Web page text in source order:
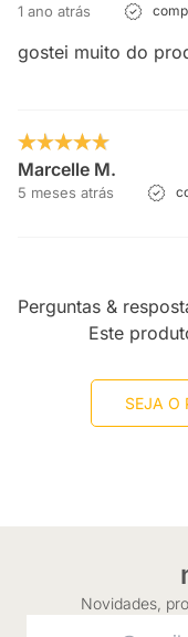
1 ano atrás
gostei muito do
Marcelle M.
5 meses atrás
Perguntas &
Este
SEJA O
Novidades,